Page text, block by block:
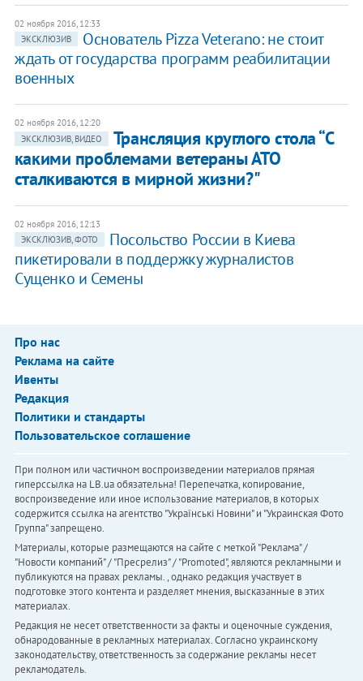
02 ноября 2016, 12:33
ЭКСКЛЮЗИВ
Основатель Pizza Veterano: не стоит
ждать от государства программ реабилитации
военных
02 ноября 2016, 12:20
ЭКСКЛЮЗИВ, ВИДЕО
Трансляция круглого стола “С
какими проблемами ветераны АТО
сталкиваются в мирной жизни?"
02 ноября 2016, 12:13
ЭКСКЛЮЗИВ, ФОТО
Посольство России в Киева
пикетировали в поддержку журналистов
Сущенко и Семены
Про нас
Реклама на сайте
Ивенты
Редакция
Политики и стандарты
Пользовательское соглашение
При полном или частичном воспроизведении материалов прямая
гиперссылка на LB.ua обязательна! Перепечатка, копирование,
воспроизведение или иное использование материалов, в которых
содержится ссылка на агентство "Українськi Новини" и "Украинская Фото
Группа" запрещено.
Материалы, которые размещаются на сайте с меткой "Реклама" /
"Новости компаний" / "Пресрелиз" / "Promoted", являются рекламными и
публикуются на правах рекламы. , однако редакция участвует в
подготовке этого контента и разделяет мнения, высказанные в этих
материалах.
Редакция не несет ответственности за факты и оценочные суждения,
обнародованные в рекламных материалах. Согласно украинскому
законодательству, ответственность за содержание рекламы несет
рекламодатель.